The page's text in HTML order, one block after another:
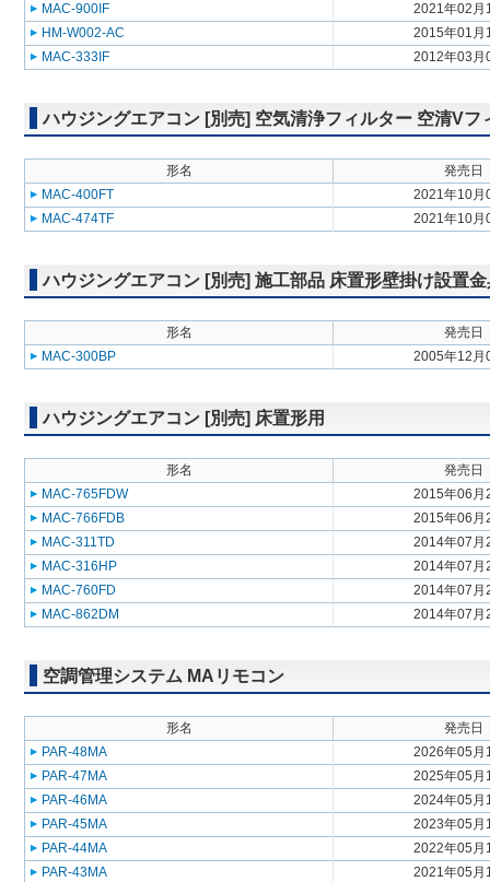
MAC-900IF
2021年02月
HM-W002-AC
2015年01月
MAC-333IF
2012年03月
ハウジングエアコン [別売] 空気清浄フィルター 空清Vフ
形名
発売日
MAC-400FT
2021年10月
MAC-474TF
2021年10月
ハウジングエアコン [別売] 施工部品 床置形壁掛け設置金
形名
発売日
MAC-300BP
2005年12月
ハウジングエアコン [別売] 床置形用
形名
発売日
MAC-765FDW
2015年06月
MAC-766FDB
2015年06月
MAC-311TD
2014年07月
MAC-316HP
2014年07月
MAC-760FD
2014年07月
MAC-862DM
2014年07月
空調管理システム MAリモコン
形名
発売日
PAR-48MA
2026年05月
PAR-47MA
2025年05月
PAR-46MA
2024年05月
PAR-45MA
2023年05月
PAR-44MA
2022年05月
PAR-43MA
2021年05月